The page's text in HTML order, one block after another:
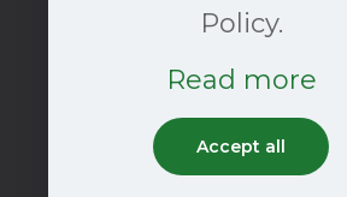
Policy.
Read more
Accept all